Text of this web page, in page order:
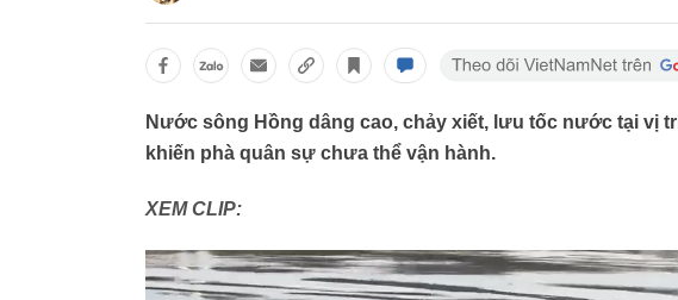
Nước sông Hồng dâng cao, chảy xiết, lưu tốc nước tại vị
khiến phà quân sự chưa thể vận hành.
XEM CLIP: